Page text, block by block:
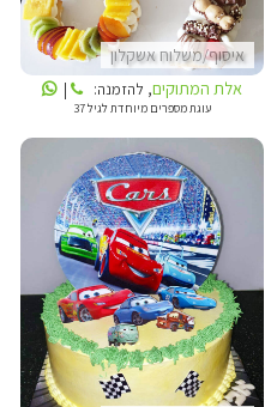
איסוף/משלוח אשקלון
אלת המתוקים, להזמנה: |
עוגת מספרים מיוחדת לגיל 37
אלת המתוקים